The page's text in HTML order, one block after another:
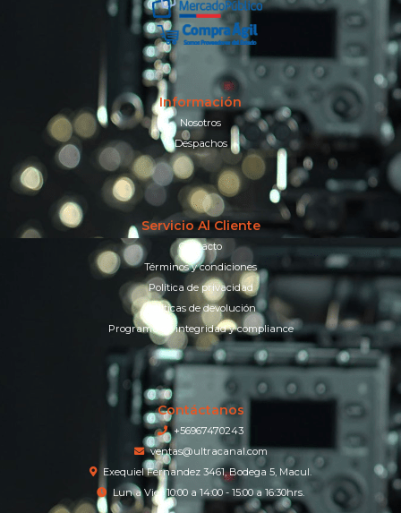
Información
Nosotros
Despachos
Servicio Al Cliente
Contacto
Términos y condiciones
Política de privacidad
Políticas de devolución
Programa de integridad y compliance
Contáctanos
+56967470243
ventas@ultracanal.com
Exequiel Fernandez 3461, Bodega 5, Macul.
Lun a Vier 10:00 a 14:00 - 15:00 a 16:30hrs.